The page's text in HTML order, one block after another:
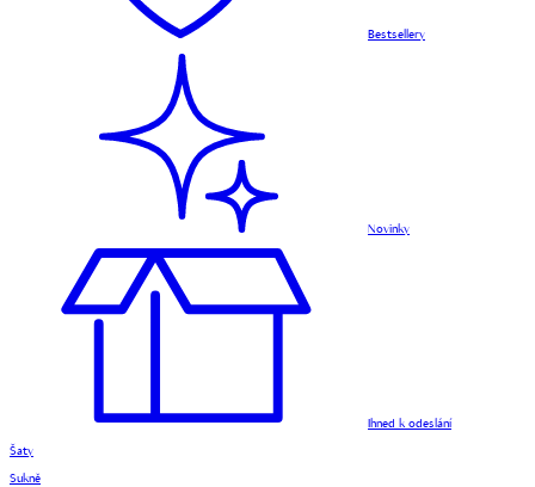
Bestsellery
Novinky
Ihned k odeslání
Šaty
Sukně